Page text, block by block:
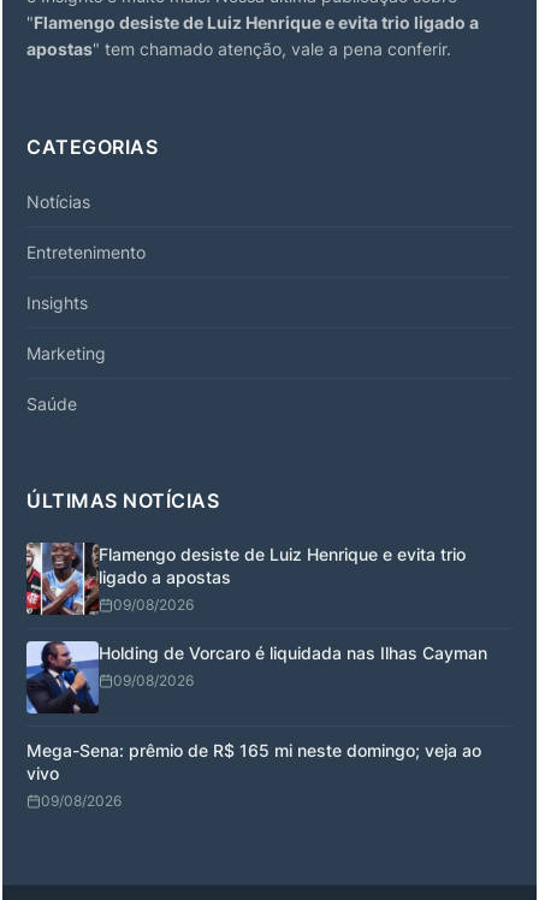
"Flamengo desiste de Luiz Henrique e evita trio ligado a
apostas" tem chamado atenção, vale a pena conferir.
CATEGORIAS
Notícias
Entretenimento
Insights
Marketing
Saúde
ÚLTIMAS NOTÍCIAS
Flamengo desiste de Luiz Henrique e evita trio
ligado a apostas
09/08/2026
Holding de Vorcaro é liquidada nas Ilhas Cayman
09/08/2026
Mega-Sena: prêmio de R$ 165 mi neste domingo; veja ao
vivo
09/08/2026